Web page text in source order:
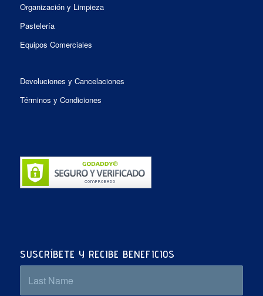
Organización y Limpieza
Pastelería
Equipos Comerciales
Devoluciones y Cancelaciones
Términos y Condiciones
SUSCRÍBETE Y RECIBE BENEFICIOS